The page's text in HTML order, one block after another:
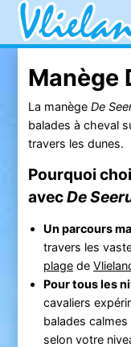
Manège
La manège De
balades à cheval
travers les dunes.
Pourquoi
avecDe
Un parcours
travers les
plagede
Pour tous les
cavaliers
balades
selon votre